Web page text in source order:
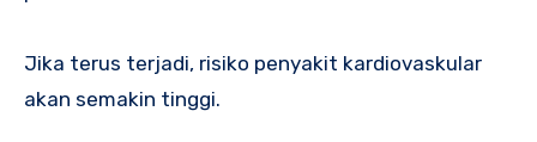
Jika terus terjadi, risiko penyakit kardiovaskular
akan semakin tinggi.